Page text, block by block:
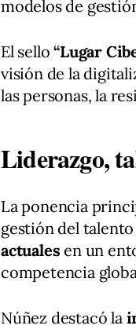
modelos de
El sello“Lugar
visión de la
las personas, la
Liderazgo,
La ponencia
gestión del
actualesen un
competencia
Núñez destacó la